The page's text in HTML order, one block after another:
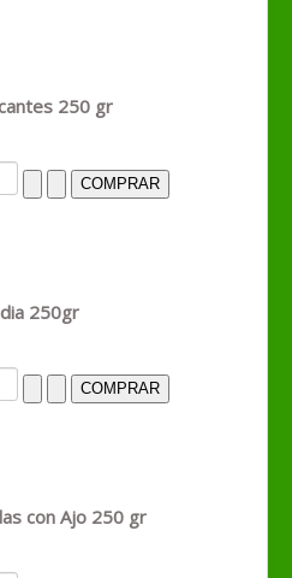
250 gr
250gr
con Ajo 250 gr